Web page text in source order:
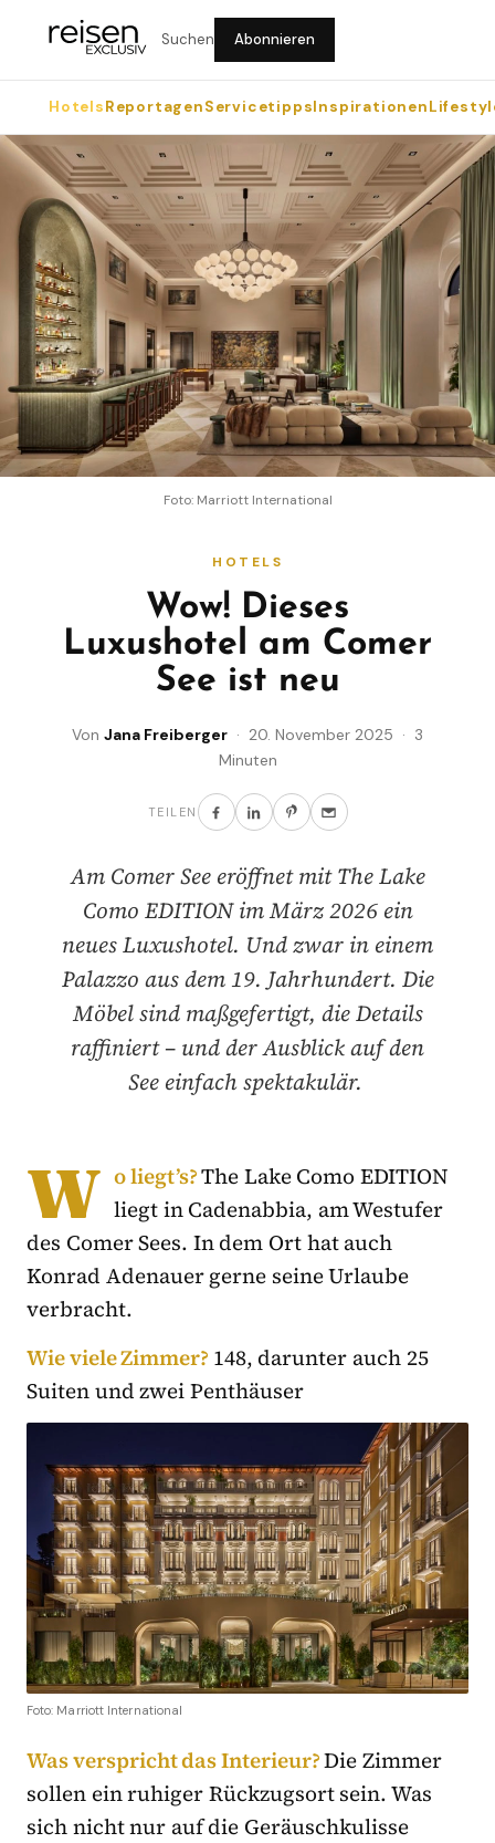
Suchen Abonnieren
HotelsReportagenServicetippsInspirationen
Foto: Marriott International
HOTELS
Wow! Dieses
Luxushotel am Comer
See ist neu
Von Jana Freiberger · 20. November 2025 · 3
Minuten
TEILEN
Am Comer See eröffnet mit The Lake
Como EDITION im März 2026 ein
neues Luxushotel. Und zwar in einem
Palazzo aus dem 19. Jahrhundert. Die
Möbel sind maßgefertigt, die Details
raffiniert – und der Ausblick auf den
See einfach spektakulär.
W o liegt’s?The Lake Como EDITION
liegt in Cadenabbia, am Westufer
des Comer Sees. In dem Ort hat auch
Konrad Adenauer gerne seine Urlaube
verbracht.
Wie viele Zimmer? 148, darunter auch 25
Suiten und zwei Penthäuser
Foto: Marriott International
Was verspricht das Interieur?Die Zimmer
sollen ein ruhiger Rückzugsort sein. Was
sich nicht nur auf die Geräuschkulisse